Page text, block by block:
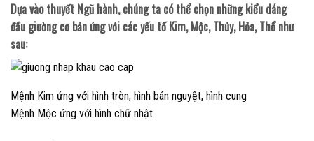
Dựa vào thuyết Ngũ hành, chúng ta có thể chọn những kiểu dáng
đầu giường cơ bản ứng với các yếu tố Kim, Mộc, Thủy, Hỏa, Thổ như
sau:
Mệnh Kim ứng với hình tròn, hình bán nguyệt, hình cung
Mệnh Mộc ứng với hình chữ nhật